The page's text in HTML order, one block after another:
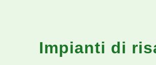
Impianti di